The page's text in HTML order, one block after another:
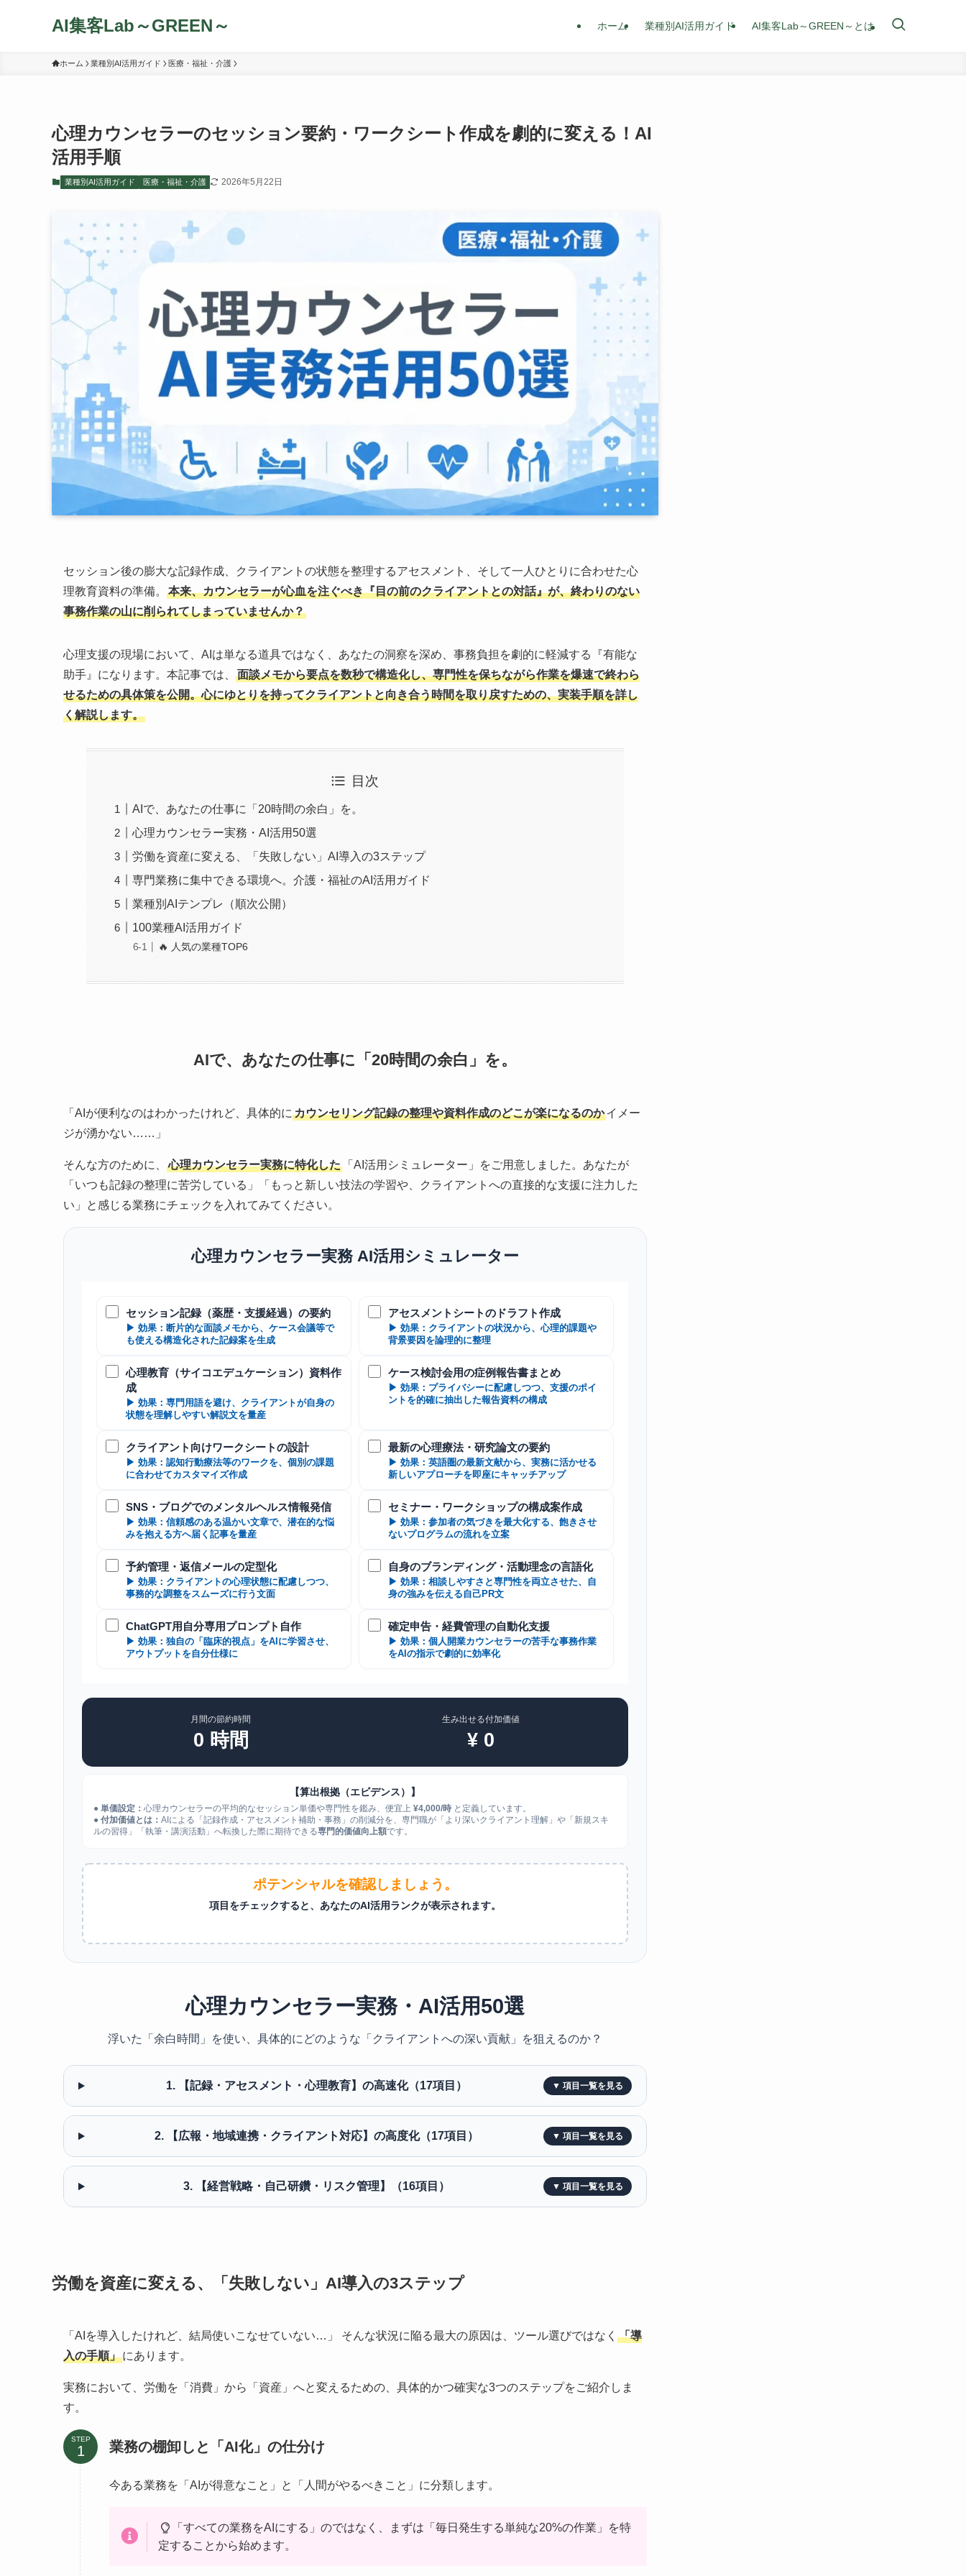
AI集客Lab～GREEN～ ホーム 業種別AI活用ガイド AI集客Lab～GREEN～とは
ホーム 業種別AI活用ガイド 医療・福祉・介護
心理カウンセラーのセッション要約・ワークシート作成を劇的に変える！AI
活用手順
業種別AI活用ガイド 医療・福祉・介護 2026年5月22日
セッション後の膨大な記録作成、クライアントの状態を整理するアセスメント、そして一人ひとりに合わせた心
理教育資料の準備。
本来、カウンセラーが心血を注ぐべき『目の前のクライアントとの対話』が、終わりのない
事務作業の山に削られてしまっていませんか？
心理支援の現場において、AIは単なる道具ではなく、あなたの洞察を深め、事務負担を劇的に軽減する『有能な
助手』になります。本記事では、
面談メモから要点を数秒で構造化し、専門性を保ちながら作業を爆速で終わら
せるための具体策を公開。心にゆとりを持ってクライアントと向き合う時間を取り戻すための、実装手順を詳し
く解説します。
目次
AIで、あなたの仕事に「20時間の余白」を。
心理カウンセラー実務・AI活用50選
労働を資産に変える、「失敗しない」AI導入の3ステップ
専門業務に集中できる環境へ。介護・福祉のAI活用ガイド
業種別AIテンプレ（順次公開）
100業種AI活用ガイド
🔥 人気の業種TOP6
AIで、あなたの仕事に「20時間の余白」を。
「AIが便利なのはわかったけれど、具体的に カウンセリング記録の整理や資料作成のどこが楽になるのかイメー
ジが湧かない……」
そんな方のために、 心理カウンセラー実務に特化した
「AI活用シミュレーター」をご用意しました。あなたが
「いつも記録の整理に苦労している」「もっと新しい技法の学習や、クライアントへの直接的な支援に注力した
い」と感じる業務にチェックを入れてみてください。
心理カウンセラー実務 AI活用シミュレーター
セッション記録（薬歴・支援経過）の要約
▶ 効果：断片的な面談メモから、ケース会議等で
も使える構造化された記録案を生成
アセスメントシートのドラフト作成
▶ 効果：クライアントの状況から、心理的課題や
背景要因を論理的に整理
心理教育（サイコエデュケーション）資料作
成
▶ 効果：専門用語を避け、クライアントが自身の
状態を理解しやすい解説文を量産
ケース検討会用の症例報告書まとめ
▶ 効果：プライバシーに配慮しつつ、支援のポイ
ントを的確に抽出した報告資料の構成
クライアント向けワークシートの設計
▶ 効果：認知行動療法等のワークを、個別の課題
に合わせてカスタマイズ作成
最新の心理療法・研究論文の要約
▶ 効果：英語圏の最新文献から、実務に活かせる
新しいアプローチを即座にキャッチアップ
SNS・ブログでのメンタルヘルス情報発信
▶ 効果：信頼感のある温かい文章で、潜在的な悩
みを抱える方へ届く記事を量産
セミナー・ワークショップの構成案作成
▶ 効果：参加者の気づきを最大化する、飽きさせ
ないプログラムの流れを立案
予約管理・返信メールの定型化
▶ 効果：クライアントの心理状態に配慮しつつ、
事務的な調整をスムーズに行う文面
自身のブランディング・活動理念の言語化
▶ 効果：相談しやすさと専門性を両立させた、自
身の強みを伝える自己PR文
ChatGPT用自分専用プロンプト自作
▶ 効果：独自の「臨床的視点」をAIに学習させ、
アウトプットを自分仕様に
確定申告・経費管理の自動化支援
▶ 効果：個人開業カウンセラーの苦手な事務作業
をAIの指示で劇的に効率化
月間の節約時間
0 時間
生み出せる付加価値
¥ 0
【算出根拠（エビデンス）】
● 単価設定： 心理カウンセラーの平均的なセッション単価や専門性を鑑み、便宜上 ¥4,000/時 と定義しています。
● 付加価値とは： AIによる「記録作成・アセスメント補助・事務」の削減分を、専門職が「より深いクライアント理解」や「新規スキ
ルの習得」「執筆・講演活動」へ転換した際に期待できる専門的価値向上額です。
ポテンシャルを確認しましょう。
項目をチェックすると、あなたのAI活用ランクが表示されます。
心理カウンセラー実務・AI活用50選
浮いた「余白時間」を使い、具体的にどのような「クライアントへの深い貢献」を狙えるのか？
1. 【記録・アセスメント・心理教育】の高速化（17項目）
2. 【広報・地域連携・クライアント対応】の高度化（17項目）
3. 【経営戦略・自己研鑽・リスク管理】（16項目）
労働を資産に変える、「失敗しない」AI導入の3ステップ
「AIを導入したけれど、結局使いこなせていない…」 そんな状況に陥る最大の原因は、ツール選びではなく 「導
入の手順」にあります。
実務において、労働を「消費」から「資産」へと変えるための、具体的かつ確実な3つのステップをご紹介しま
す。
STEP 業務の棚卸しと「AI化」の仕分け
今ある業務を「AIが得意なこと」と「人間がやるべきこと」に分類します。
「すべての業務をAIにする」のではなく、まずは「毎日発生する単純な20%の作業」を特
定することから始めます。